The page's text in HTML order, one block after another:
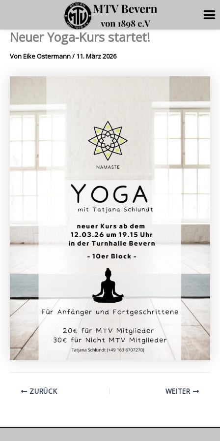
Zum
springen
Neuer Yoga-Kurs startet!
VonEike Ostermann/11. März 2026
ZURÜCK WEITER